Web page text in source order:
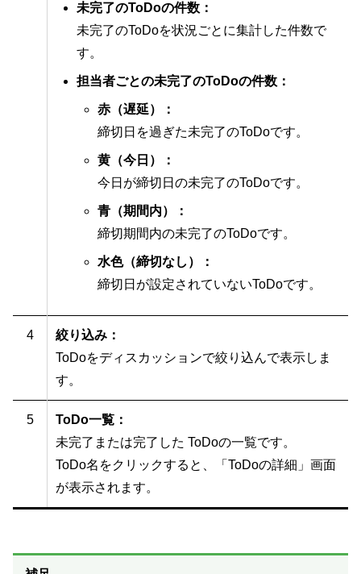
未完了のToDoの件数：
未完了のToDoを状況ごとに集計した件数で
す。
担当者ごとの未完了のToDoの件数：
赤（遅延）：
締切日を過ぎた未完了のToDoです。
黄（今日）：
今日が締切日の未完了のToDoです。
青（期間内）：
締切期間内の未完了のToDoです。
水色（締切なし）：
締切日が設定されていないToDoです。
4
絞り込み：
ToDoをディスカッションで絞り込んで表示しま
す。
5
ToDo一覧：
未完了または完了した ToDoの一覧です。
ToDo名をクリックすると、「ToDoの詳細」画面
が表示されます。